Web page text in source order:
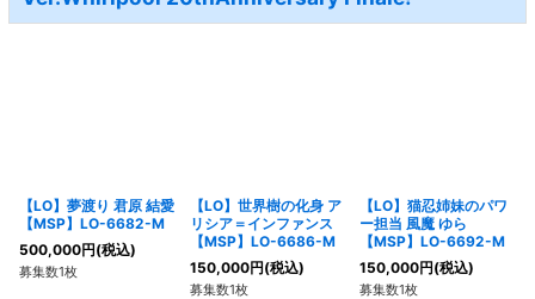
【LO】夢渡り 君原 結愛
【MSP】LO-6682-M
500,000円(税込)
募集数1枚
【LO】世界樹の化身 ア
リシア＝インファンス
【MSP】LO-6686-M
150,000円(税込)
募集数1枚
【LO】猫忍姉妹のパワ
ー担当 風魔 ゆら
【MSP】LO-6692-M
150,000円(税込)
募集数1枚